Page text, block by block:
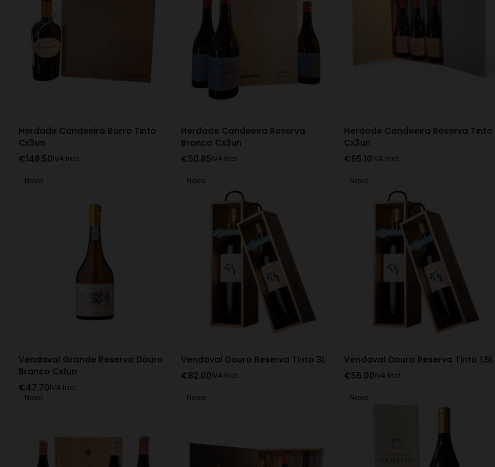
Herdade Candeeira Barro Tinto
Cx3un
€148.50IVA Incl.
Herdade Candeeira Reserva
Branco Cx3un
€50.85IVA Incl.
Herdade Candeeira Reserva Tinto
Cx3un
€65.10IVA Incl.
Novo
Vendaval Grande Reserva Douro
Branco Cx1un
€47.70IVA Incl.
Novo
Vendaval Douro Reserva Tinto 3L
€82.00IVA Incl.
Novo
Vendaval Douro Reserva Tinto 1,5L
€55.00IVA Incl.
Novo Novo Novo